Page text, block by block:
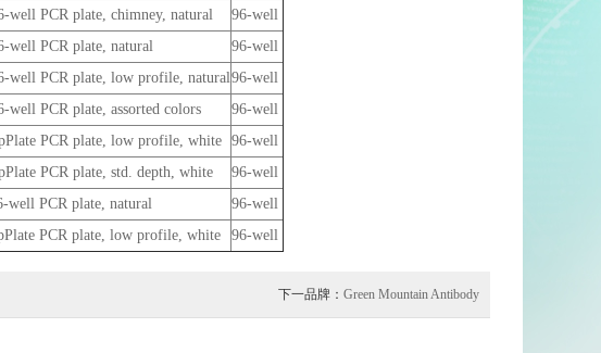
well PCR plate, chimney, natural
96-well
well PCR plate, natural
96-well
well PCR plate, low profile, natural96-well
well PCR plate, assorted colors
96-well
PCR plate, low profile, white
96-well
PCR plate, std. depth, white
96-well
well PCR plate, natural
96-well
PCR plate, low profile, white 96-well
下一品牌： Green Mountain Antibody